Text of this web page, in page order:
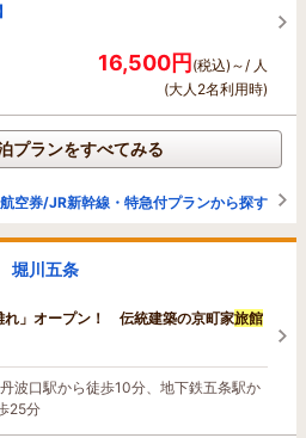
16,500円(税込)～/ 人
(大人2名利用時)
プランをすべてみる
航空券/JR新幹線・特急付プランから探す
川五条
」オープン！ 伝統建築の京町家旅館
波口駅から徒歩10分、地下鉄五条駅か
25分